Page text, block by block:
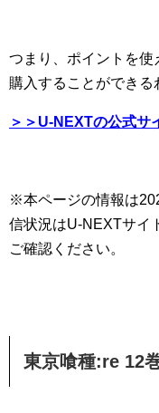
つまり、ポイントを使
購入することができる
＞＞U-NEXTの公式サ
※本ページの情報は
信状況はU-NEXTサイ
ご確認ください。
東京喰種:re 12